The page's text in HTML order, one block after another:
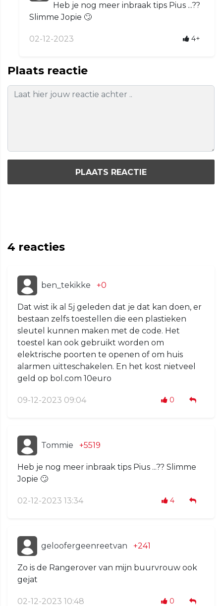
Heb je nog meer inbraak tips Pius ...??
Slimme Jopie 🙄
02-12-2023 4+
Plaats reactie
PLAATS REACTIE
4 reacties
ben_tekikke +0
Dat wist ik al 5j geleden dat je dat kan doen, er
bestaan zelfs toestellen die een plastieken
sleutel kunnen maken met de code. Het
toestel kan ook gebruikt worden om
elektrische poorten te openen of om huis
alarmen uitteschakelen. En het kost nietveel
geld op bol.com 10euro
09-12-2023 09:04 0
Tommie +5519
Heb je nog meer inbraak tips Pius ...?? Slimme
Jopie 🙄
02-12-2023 13:34 4
geloofergeenreetvan +241
Zo is de Rangerover van mijn buurvrouw ook
gejat
02-12-2023 10:48 0